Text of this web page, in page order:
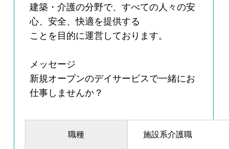
建築・介護の分野で、すべての人々の安
心、安全、快適を提供する
ことを目的に運営しております。
メッセージ
新規オープンのデイサービスで一緒にお
仕事しませんか？
職種 施設系介護職